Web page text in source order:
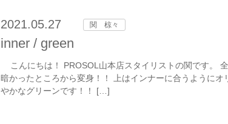
2021.05.27 関 椋々
inner / green
こんにちは！ PROSOL山本店スタイリストの関です。
暗かったところから変身！！ 上はインナーに合うようにオ
やかなグリーンです！！ […]